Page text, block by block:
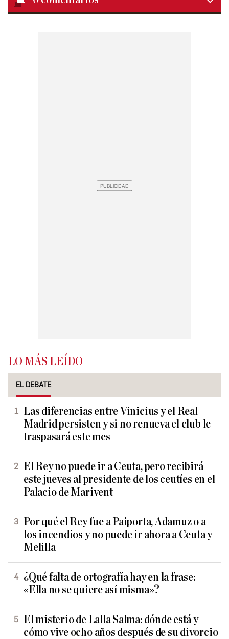
LO MÁS LEÍDO
EL DEBATE
Las diferencias entre Vinicius y el Real
Madrid persisten y si no renueva el club le
traspasará este mes
El Rey no puede ir a Ceuta, pero recibirá
este jueves al presidente de los ceutíes en el
Palacio de Marivent
Por qué el Rey fue a Paiporta, Adamuz o a
los incendios y no puede ir ahora a Ceuta y
Melilla
¿Qué falta de ortografía hay en la frase:
«Ella no se quiere así misma»?
El misterio de Lalla Salma: dónde está y
cómo vive ocho años después de su divorcio